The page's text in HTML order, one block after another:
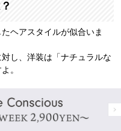
ヘアスタイルが似合いま
し、洋装は「ナチュラルな
。